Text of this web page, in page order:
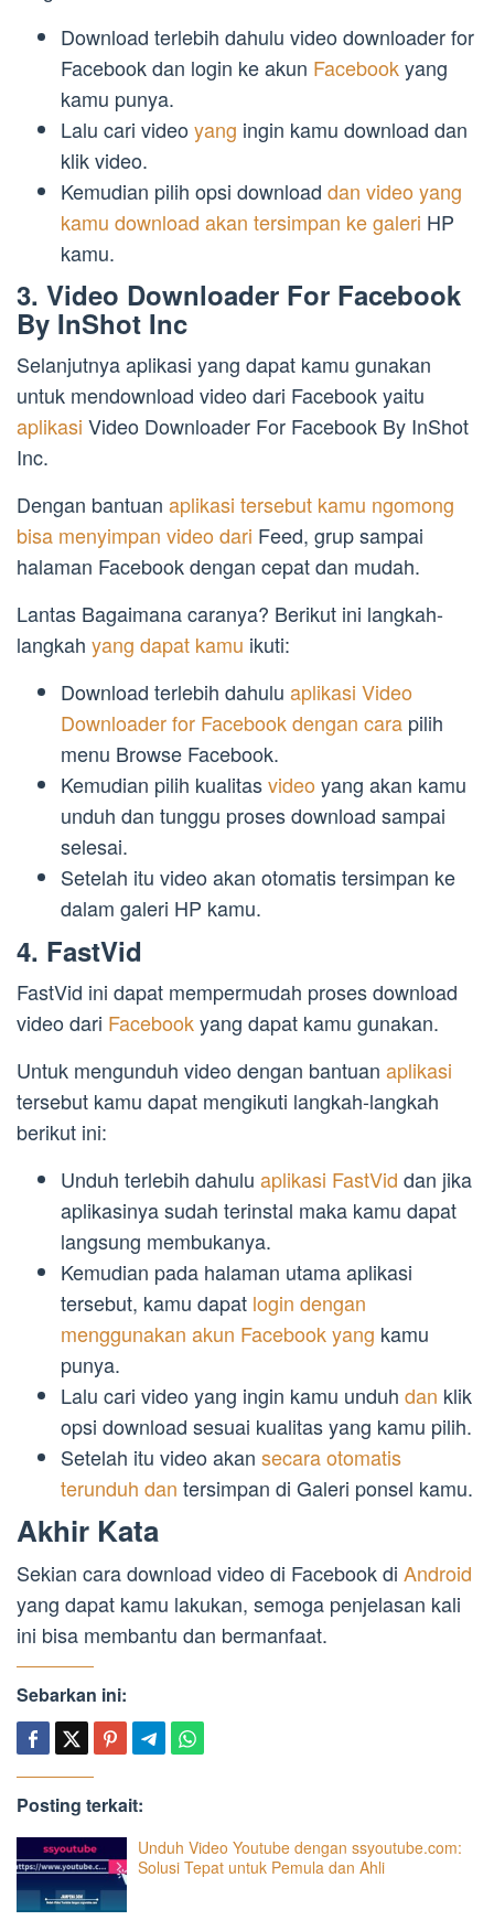
Download terlebih dahulu video downloader for
Facebook dan login ke akun Facebookyang
kamu punya.
Lalu cari videoyang ingin kamu download dan
klik video.
Kemudian pilih opsi download dan video yang
kamu download akan tersimpan ke galeri HP
kamu.
3. Video Downloader For Facebook
By InShot Inc
Selanjutnya aplikasi yang dapat kamu gunakan
untuk mendownload video dari Facebook yaitu
aplikasi Video Downloader For Facebook By InShot
Inc.
Dengan bantuan aplikasi tersebut kamu ngomong
bisa menyimpan video dari Feed, grup sampai
halaman Facebook dengan cepat dan mudah.
Lantas Bagaimana caranya? Berikut ini langkah-
langkah yang dapat kamu ikuti:
Download terlebih dahulu aplikasi Video
Downloader for Facebook dengan cara pilih
menu Browse Facebook.
Kemudian pilih kualitasvideo yang akan kamu
unduh dan tunggu proses download sampai
selesai.
Setelah itu video akan otomatis tersimpan ke
dalam galeri HP kamu.
4. FastVid
FastVid ini dapat mempermudah proses download
video dari Facebookyang dapat kamu gunakan.
Untuk mengunduh video dengan bantuan aplikasi
tersebut kamu dapat mengikuti langkah-langkah
berikut ini:
Unduh terlebih dahulu aplikasi FastVid dan jika
aplikasinya sudah terinstal maka kamu dapat
langsung membukanya.
Kemudian pada halaman utama aplikasi
tersebut, kamu dapat login dengan
menggunakan akun Facebook yang kamu
punya.
Lalu cari video yang ingin kamu unduh dan klik
opsi download sesuai kualitas yang kamu pilih.
Setelah itu video akan secara otomatis
terunduh dan tersimpan di Galeri ponsel kamu.
Akhir Kata
Sekian cara download video di Facebook di Android
yang dapat kamu lakukan, semoga penjelasan kali
ini bisa membantu dan bermanfaat.
Sebarkan ini:
Posting terkait:
Unduh Video Youtube dengan ssyoutube.com:
Solusi Tepat untuk Pemula dan Ahli